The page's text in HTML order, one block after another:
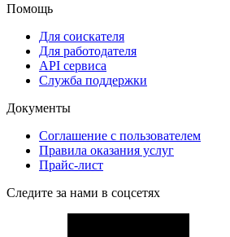
Помощь
Для соискателя
Для работодателя
API сервиса
Служба поддержки
Документы
Соглашение с пользователем
Правила оказания услуг
Прайс-лист
Следите за нами в соцсетях